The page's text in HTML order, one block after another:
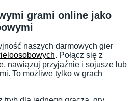
grami online jako
naszych darmowych gier
. Połącz się z
nawiązuj przyjaźnie i sojusze lub
To możliwe tylko w grach